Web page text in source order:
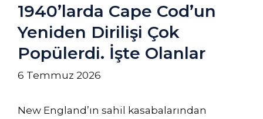
1940’larda Cape Cod’un
Yeniden Dirilişi Çok
Popülerdi. İşte Olanlar
6 Temmuz 2026
New England’ın sahil kasabalarından